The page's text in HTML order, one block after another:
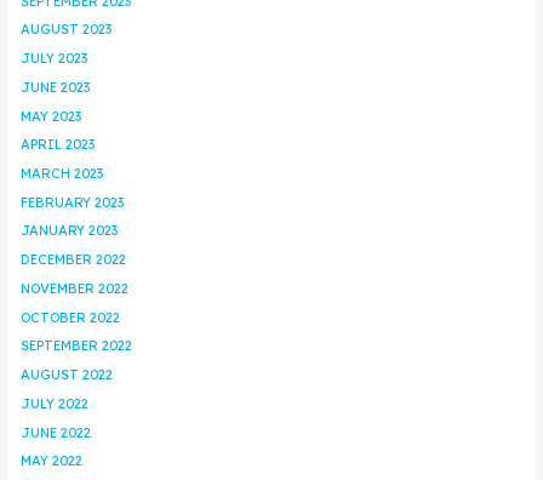
AUGUST 2023
JULY 2023
JUNE 2023
MAY 2023
APRIL 2023
MARCH 2023
FEBRUARY 2023
JANUARY 2023
DECEMBER 2022
NOVEMBER 2022
OCTOBER 2022
SEPTEMBER 2022
AUGUST 2022
JULY 2022
JUNE 2022
MAY 2022